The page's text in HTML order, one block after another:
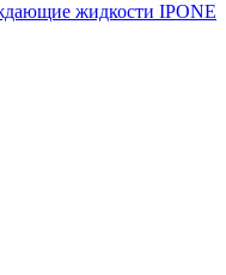
жидкости IPONE